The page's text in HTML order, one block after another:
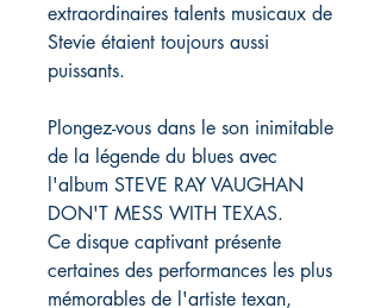
extraordinaires talents musicaux de
Stevie étaient toujours aussi
puissants.
Plongez-vous dans le son inimitable
de la légende du blues avec
l'album STEVE RAY VAUGHAN
DON'T MESS WITH TEXAS.
Ce disque captivant présente
certaines des performances les plus
mémorables de l'artiste texan,